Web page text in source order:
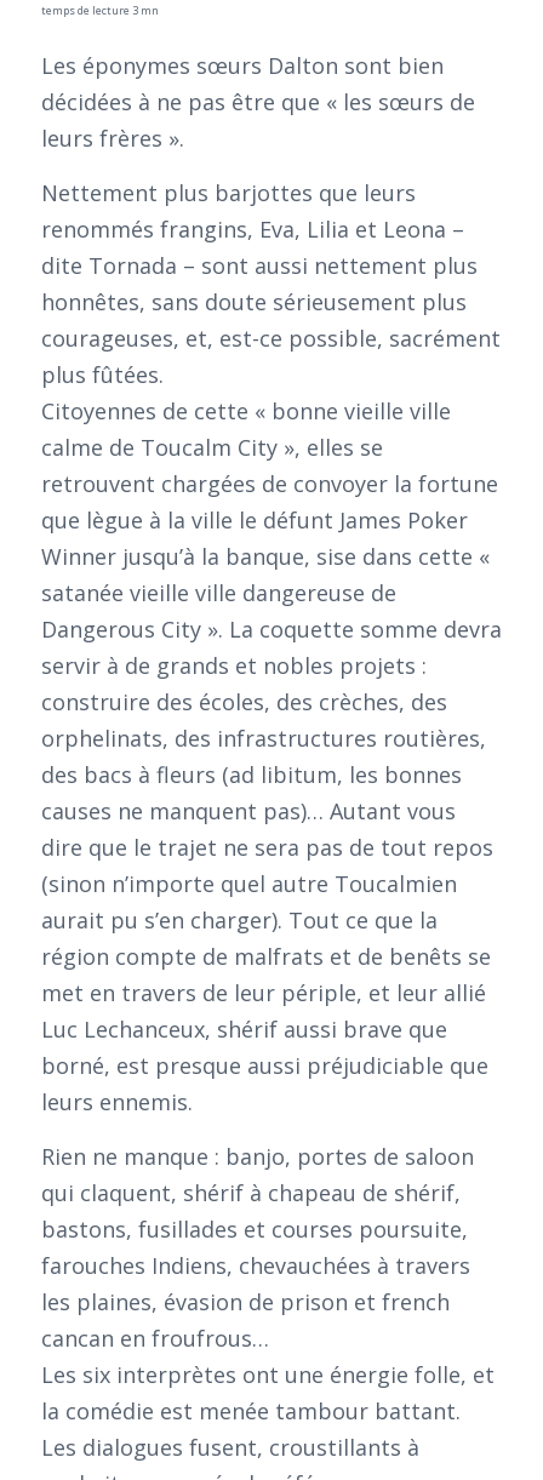
temps de lecture 3 mn
Les éponymes sœurs Dalton sont bien
décidées à ne pas être que « les sœurs de
leurs frères ».
Nettement plus barjottes que leurs
renommés frangins, Eva, Lilia et Leona –
dite Tornada – sont aussi nettement plus
honnêtes, sans doute sérieusement plus
courageuses, et, est-ce possible, sacrément
plus fûtées.
Citoyennes de cette « bonne vieille ville
calme de Toucalm City », elles se
retrouvent chargées de convoyer la fortune
que lègue à la ville le défunt James Poker
Winner jusqu’à la banque, sise dans cette «
satanée vieille ville dangereuse de
Dangerous City ». La coquette somme devra
servir à de grands et nobles projets :
construire des écoles, des crèches, des
orphelinats, des infrastructures routières,
des bacs à fleurs (ad libitum, les bonnes
causes ne manquent pas)… Autant vous
dire que le trajet ne sera pas de tout repos
(sinon n’importe quel autre Toucalmien
aurait pu s’en charger). Tout ce que la
région compte de malfrats et de benêts se
met en travers de leur périple, et leur allié
Luc Lechanceux, shérif aussi brave que
borné, est presque aussi préjudiciable que
leurs ennemis.
Rien ne manque : banjo, portes de saloon
qui claquent, shérif à chapeau de shérif,
bastons, fusillades et courses poursuite,
farouches Indiens, chevauchées à travers
les plaines, évasion de prison et french
cancan en froufrous…
Les six interprètes ont une énergie folle, et
la comédie est menée tambour battant.
Les dialogues fusent, croustillants à